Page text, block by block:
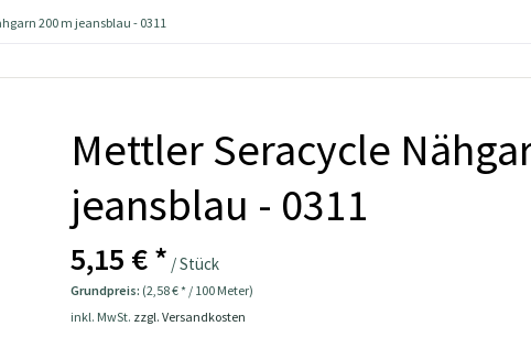
200 m jeansblau - 0311
Mettler Seracycle
jeansblau - 0311
5,15 € * / Stück
Grundpreis: (2,58 € * / 100 Meter)
inkl. MwSt. zzgl. Versandkosten